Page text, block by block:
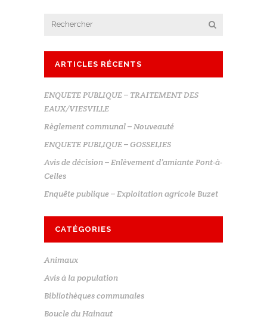
ARTICLES RÉCENTS
ENQUETE PUBLIQUE – TRAITEMENT DES
EAUX/VIESVILLE
Règlement communal – Nouveauté
ENQUETE PUBLIQUE – GOSSELIES
Avis de décision – Enlèvement d’amiante Pont-à-
Celles
Enquête publique – Exploitation agricole Buzet
CATÉGORIES
Animaux
Avis à la population
Bibliothèques communales
Boucle du Hainaut